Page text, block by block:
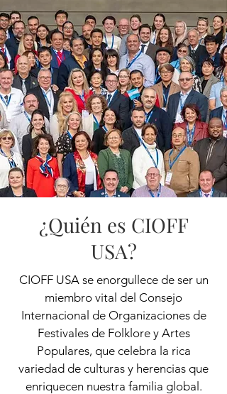
¿Quién es CIOFF
USA?
CIOFF USA se enorgullece de ser un
miembro vital del Consejo
Internacional de Organizaciones de
Festivales de Folklore y Artes
Populares, que celebra la rica
variedad de culturas y herencias que
enriquecen nuestra familia global.